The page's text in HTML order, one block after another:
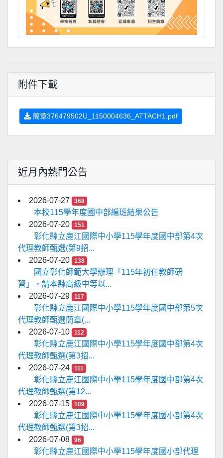
附件下載
簡章376479502U_1150004636_ATTACH1.pdf
近月內熱門公告
2026-07-27 368
本校115學年度國中部編班結果公告
2026-07-20
151
彰化縣立鹿江國際中小學115學年度國中部第4次
代理教師甄選(第9招...
2026-07-20
138
國立彰化師範大學辦理「115年初任教師研
習」，請本縣高級中等以...
2026-07-29
117
彰化縣立鹿江國際中小學115學年度國中部第5次
代理教師甄選簡章(...
2026-07-10
112
彰化縣立鹿江國際中小學115學年度國中部第4次
代理教師甄選(第3招...
2026-07-24
111
彰化縣立鹿江國際中小學115學年度國中部第4次
代理教師甄選(第12...
2026-07-15
109
彰化縣立鹿江國際中小學115學年度國小部第4次
代理教師甄選(第3招...
2026-07-08
96
彰化縣立鹿江國際中小學115學年度國小部代理